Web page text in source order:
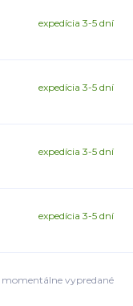
expedícia 3-5 dní
expedícia 3-5 dní
expedícia 3-5 dní
expedícia 3-5 dní
momentálne vypredané